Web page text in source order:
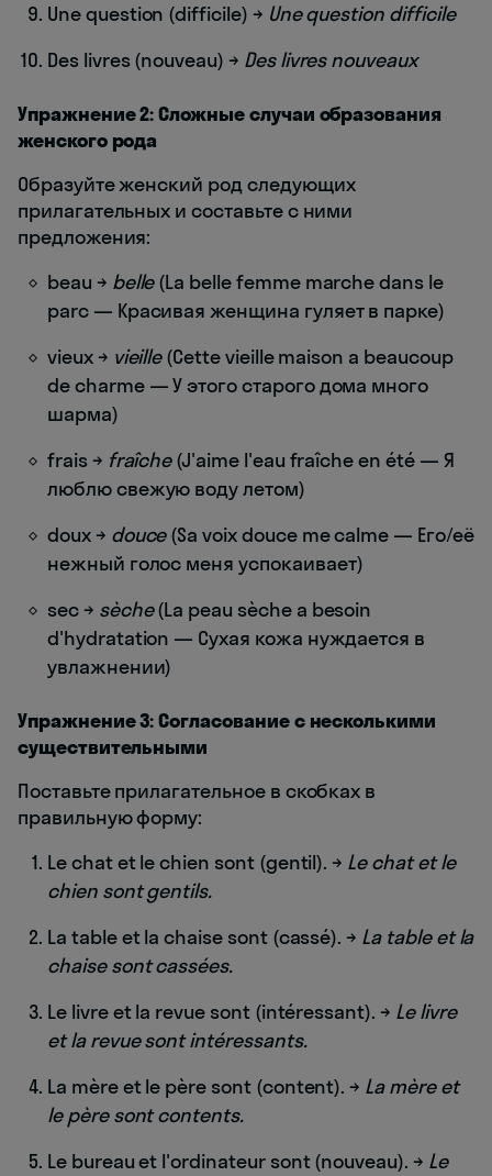
Une question (difficile) → Une question difficile
Des livres (nouveau) → Des livres nouveaux
Упражнение 2: Сложные случаи образования
женского рода
Образуйте женский род следующих
прилагательных и составьте с ними
предложения:
beau → belle(La belle femme marche dans le
parc — Красивая женщина гуляет в парке)
vieux → vieille(Cette vieille maison a beaucoup
de charme — У этого старого дома много
шарма)
frais → fraîche(J'aime l'eau fraîche en été — Я
люблю свежую воду летом)
doux → douce(Sa voix douce me calme — Его/её
нежный голос меня успокаивает)
sec → sèche(La peau sèche a besoin
d'hydratation — Сухая кожа нуждается в
увлажнении)
Упражнение 3: Согласование с несколькими
существительными
Поставьте прилагательное в скобках в
правильную форму:
Le chat et le chien sont (gentil). → Le chat et le
chien sont gentils.
La table et la chaise sont (cassé). → La table et la
chaise sont cassées.
Le livre et la revue sont (intéressant). → Le livre
et la revue sont intéressants.
La mère et le père sont (content). → La mère et
le père sont contents.
Le bureau et l'ordinateur sont (nouveau). → Le